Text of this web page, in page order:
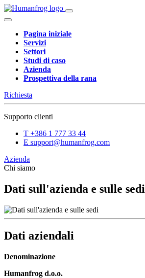
Pagina iniziale
Servizi
Settori
Studi di caso
Azienda
Prospettiva della rana
Richiesta
Supporto clienti
T +386 1 777 33 44
E support@humanfrog.com
Azienda
Chi siamo
Dati sull'azienda e sulle sedi
Dati aziendali
Denominazione
Humanfrog d.o.o.